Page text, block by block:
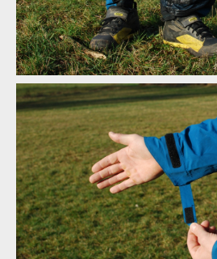
Test: kombinéza Dirtlej Dirtsuit core
počasí
Test: kombinéza Dirtlej Dirtsuit core
počasí